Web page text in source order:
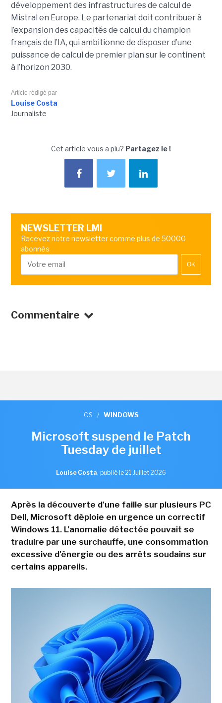
développement des infrastructures de calcul de
Mistral en Europe. Le partenariat doit contribuer à
l’expansion des capacités de calcul du champion
français de l’IA, qui ambitionne de disposer d’une
puissance de calcul de premier plan sur le continent
à l’horizon 2030.
Article rédigé par
Louise Costa
Journaliste
Cet article vous a plu? Partagez le !
NEWSLETTER LMI
Recevez notre newsletter comme plus de 50000
abonnés
OK
Commentaire
OS / WINDOWS
Microsoft suspend le Patch
Tuesday de juillet
Louise Costa, publié le 21 Juillet 2026
Après la découverte d'une faille sur plusieurs PC
Dell, Microsoft déploie en urgence un correctif
Windows 11. L'anomalie détectée pouvait se
traduire par une surchauffe, une consommation
excessive d'énergie ou des arrêts soudains sur
certains appareils.